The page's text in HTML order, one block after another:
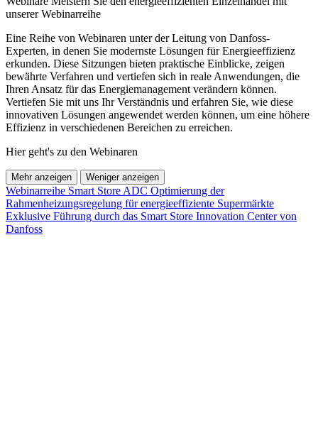
unserer Webinarreihe
Eine Reihe von Webinaren unter der Leitung von Danfoss-
Experten, in denen Sie modernste Lösungen für Energieeffizienz
erkunden. Diese Sitzungen bieten praktische Einblicke, zeigen
bewährte Verfahren und vertiefen sich in reale Anwendungen, die
Ihren Ansatz für das Energiemanagement verändern können.
Vertiefen Sie mit uns Ihr Verständnis und erfahren Sie, wie diese
innovativen Lösungen angewendet werden können, um eine höhere
Effizienz in verschiedenen Bereichen zu erreichen.
Hier geht's zu den Webinaren
Mehr anzeigen Weniger anzeigen
Webinarreihe Smart Store ADC Optimierung der
Rahmenheizungsregelung für energieeffiziente Supermärkte
Exklusive Führung durch das Smart Store Innovation Center von
Danfoss